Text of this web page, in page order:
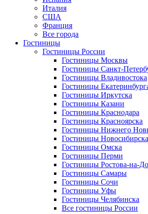
Италия
США
Франция
Все города
Гостиницы
Гостиницы России
Гостиницы Mосквы
Гостиницы Санкт-
Гостиницы Владивостока
Гостиницы
Гостиницы Иркутска
Гостиницы Казани
Гостиницы Краснодара
Гостиницы Красноярска
Гостиницы Нижнего
Гостиницы Новосибирска
Гостиницы Омска
Гостиницы Перми
Гостиницы Ростова-на-
Гостиницы Самары
Гостиницы Сочи
Гостиницы Уфы
Гостиницы Челябинска
Все гостиницы России